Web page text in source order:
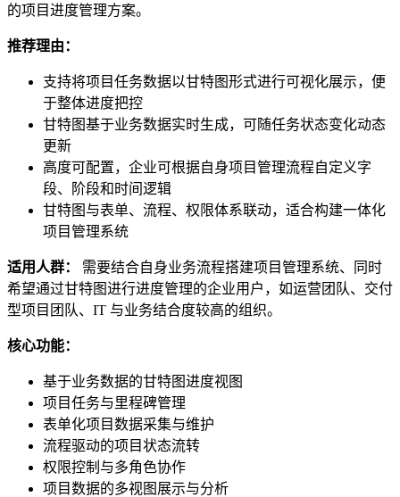
的项目进度管理方案。
推荐理由：
支持将项目任务数据以甘特图形式进行可视化展示，便
于整体进度把控
甘特图基于业务数据实时生成，可随任务状态变化动态
更新
高度可配置，企业可根据自身项目管理流程自定义字
段、阶段和时间逻辑
甘特图与表单、流程、权限体系联动，适合构建一体化
项目管理系统
适用人群：
需要结合自身业务流程搭建项目管理系统、同时
希望通过甘特图进行进度管理的企业用户，如运营团队、交付
型项目团队、IT 与业务结合度较高的组织。
核心功能：
基于业务数据的甘特图进度视图
项目任务与里程碑管理
表单化项目数据采集与维护
流程驱动的项目状态流转
权限控制与多角色协作
项目数据的多视图展示与分析